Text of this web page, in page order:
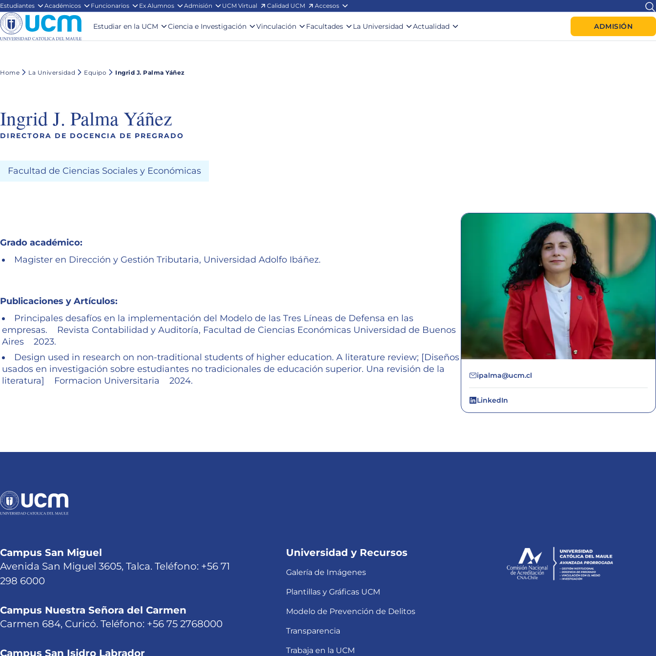
Estudiantes Académicos Funcionarios Ex Alumnos Admisión UCM Virtual Calidad UCM Accesos
Estudiar en la UCM Ciencia e Investigación Vinculación Facultades La Universidad Actualidad ADMISIÓN
Home La Universidad Equipo Ingrid J. Palma Yáñez
Ingrid J. Palma Yáñez
DIRECTORA DE DOCENCIA DE PREGRADO
Facultad de Ciencias Sociales y Económicas
Grado académico:
Magister en Dirección y Gestión Tributaria, Universidad Adolfo Ibáñez.
Publicaciones y Artículos:
Principales desafíos en la implementación del Modelo de las Tres Líneas de Defensa en las
empresas. Revista Contabilidad y Auditoría, Facultad de Ciencias Económicas Universidad de Buenos
Aires 2023.
Design used in research on non-traditional students of higher education. A literature review; [Diseños
usados en investigación sobre estudiantes no tradicionales de educación superior. Una revisión de la
literatura] Formacion Universitaria 2024.
ipalma@ucm.cl
LinkedIn
Campus San Miguel
Avenida San Miguel 3605, Talca. Teléfono: +56 71
298 6000
Campus Nuestra Señora del Carmen
Carmen 684, Curicó. Teléfono: +56 75 2768000
Campus San Isidro Labrador
Universidad y Recursos
Galería de Imágenes
Plantillas y Gráficas UCM
Modelo de Prevención de Delitos
Transparencia
Trabaja en la UCM